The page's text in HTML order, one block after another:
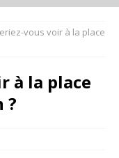
vous voir à la place
à la place
?